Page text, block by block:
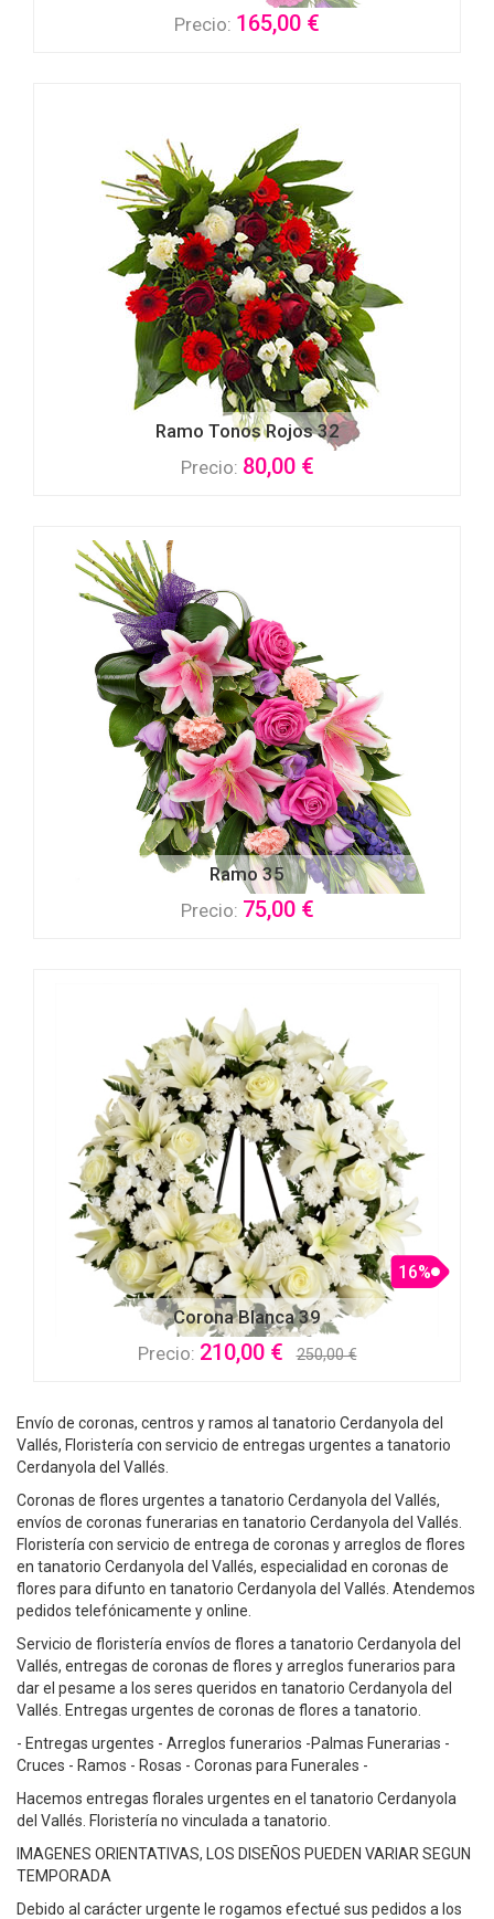
Precio: 165,00 €
Ramo Tonos Rojos 32
Precio: 80,00 €
Ramo 35
Precio: 75,00 €
Corona Blanca 39
16%
Precio: 210,00 € 250,00 €
Envío de coronas, centros y ramos al tanatorio Cerdanyola del
Vallés, Floristería con servicio de entregas urgentes a tanatorio
Cerdanyola del Vallés.
Coronas de flores urgentes a tanatorio Cerdanyola del Vallés,
envíos de coronas funerarias en tanatorio Cerdanyola del Vallés.
Floristería con servicio de entrega de coronas y arreglos de flores
en tanatorio Cerdanyola del Vallés, especialidad en coronas de
flores para difunto en tanatorio Cerdanyola del Vallés. Atendemos
pedidos telefónicamente y online.
Servicio de floristería envíos de flores a tanatorio Cerdanyola del
Vallés, entregas de coronas de flores y arreglos funerarios para
dar el pesame a los seres queridos en tanatorio Cerdanyola del
Vallés. Entregas urgentes de coronas de flores a tanatorio.
- Entregas urgentes - Arreglos funerarios -Palmas Funerarias -
Cruces - Ramos - Rosas - Coronas para Funerales -
Hacemos entregas florales urgentes en el tanatorio Cerdanyola
del Vallés. Floristería no vinculada a tanatorio.
IMAGENES ORIENTATIVAS, LOS DISEÑOS PUEDEN VARIAR SEGUN
TEMPORADA
Debido al carácter urgente le rogamos efectué sus pedidos a los